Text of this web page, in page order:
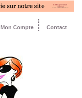
Contact
Mon Compte